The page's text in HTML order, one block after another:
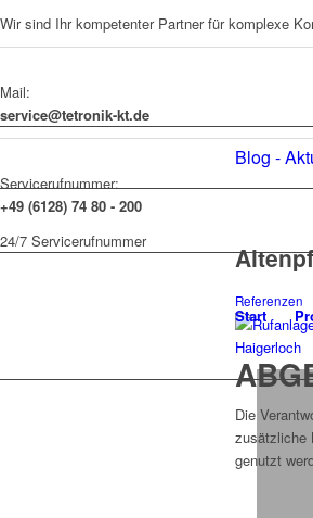
Wir sind Ihr kompetenter Partner für komplexe
Mail:
service@tetronik-kt.de
Servicerufnummer:
+49 (6128) 74 80 - 200
24/7 Servicerufnummer
Start
Blog -
Referenzen
Die
zusätzliche
genutzt